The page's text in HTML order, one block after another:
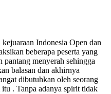
Indonesia Open dan
beberapa peserta yang
pantang menyerah sehingga
balasan dan akhirnya
dibutuhkan oleh seorang
. Tanpa adanya spirit tidak